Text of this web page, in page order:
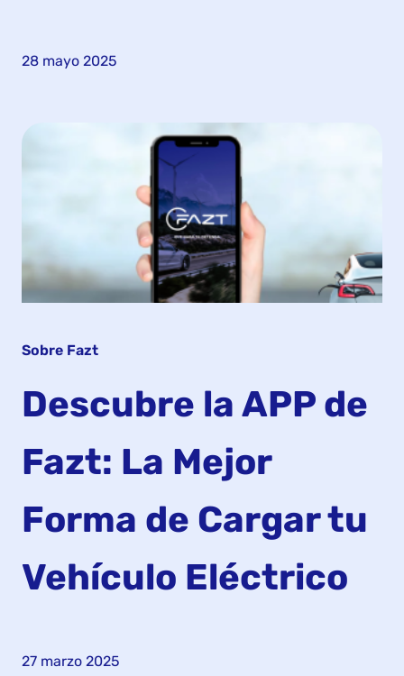
28 mayo 2025
Sobre Fazt
Descubre la APP de
Fazt: La Mejor
Forma de Cargar tu
Vehículo Eléctrico
27 marzo 2025